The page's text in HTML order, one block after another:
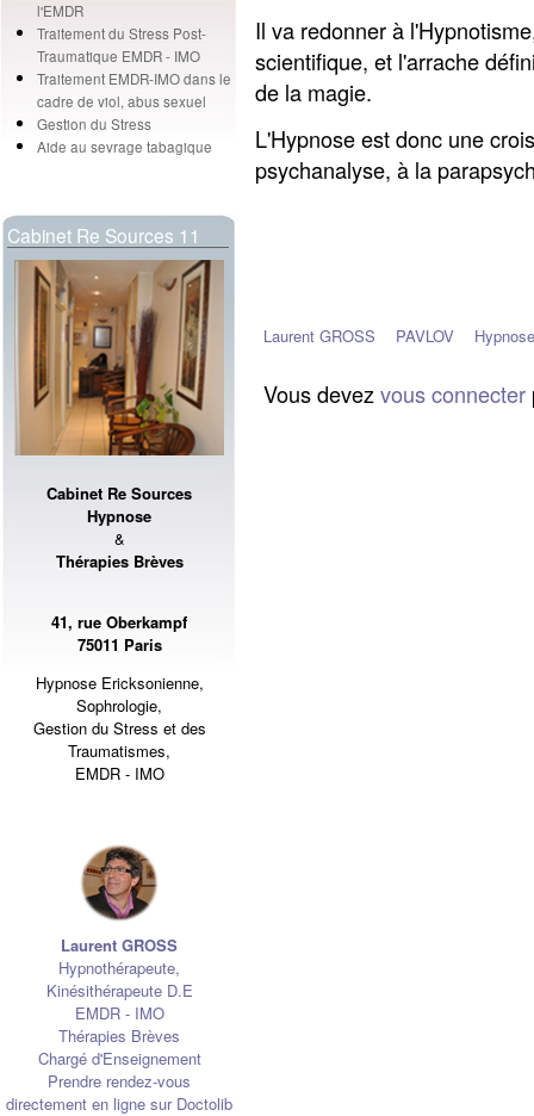
l'EMDR
Traitement du Stress Post-
Traumatique EMDR - IMO
Traitement EMDR-IMO dans le
cadre de viol, abus sexuel
Gestion du Stress
Aide au sevrage tabagique
Cabinet Re Sources 11
Cabinet Re Sources
Hypnose
&
Thérapies Brèves
41, rue Oberkampf
75011 Paris
Hypnose Ericksonienne,
Sophrologie,
Gestion du Stress et des
Traumatismes,
EMDR - IMO
Laurent GROSS
Hypnothérapeute,
Kinésithérapeute D.E
EMDR - IMO
Thérapies Brèves
Chargé d'Enseignement
Prendre rendez-vous
directement en ligne sur Doctolib
Il va redonner à
scientifique, et l'arrache
de la magie.
L'Hypnose est donc une
psychanalyse, à la
Laurent GROSS PAVLOV
Vous devez vous connecter